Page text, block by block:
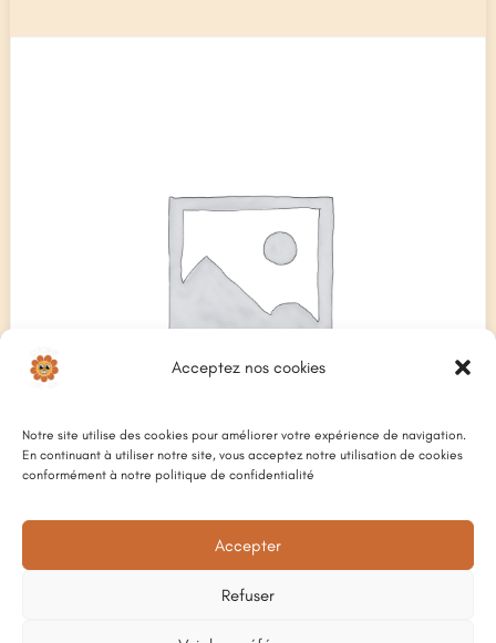
Acceptez nos cookies
Notre site utilise des cookies pour améliorer votre expérience de navigation.
En continuant à utiliser notre site, vous acceptez notre utilisation de cookies
conformément à notre politique de confidentialité
Accepter
Refuser
8€ – 17€Plage